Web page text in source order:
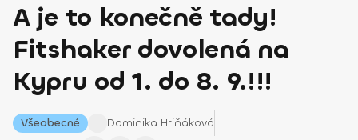
A je to konečně tady!
Fitshaker dovolená na
Kypru od 1. do 8. 9.!!!
Všeobecné Dominika Hriňáková